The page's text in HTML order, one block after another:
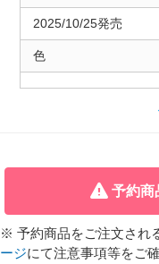
2025/10/25発売
色
予約商
※ 予約商品をご注文され
ージにて注意事項等をご